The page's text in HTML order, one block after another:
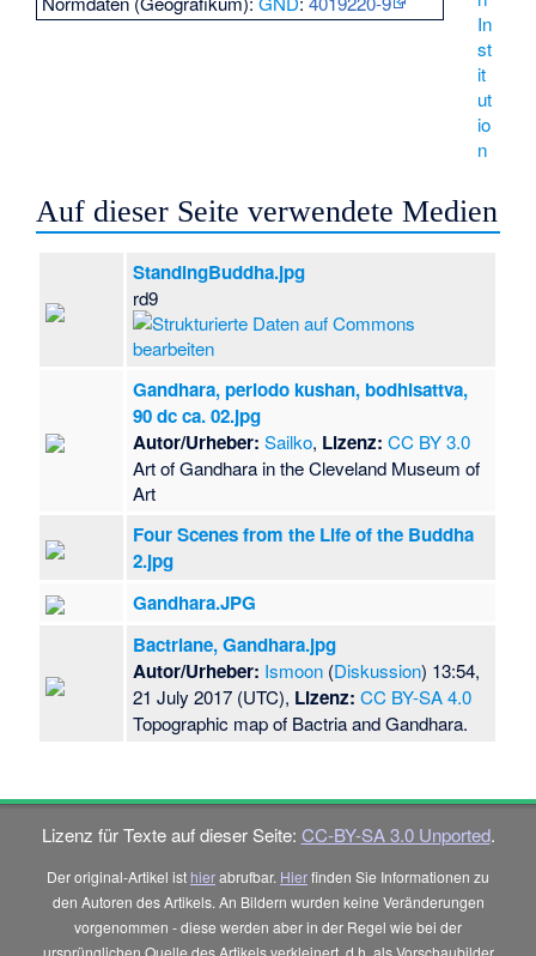
In
st
it
ut
io
n
Auf dieser Seite verwendete Medien
StandingBuddha.jpg
rd9
Gandhara, periodo kushan, bodhisattva,
90 dc ca. 02.jpg
Autor/Urheber: Sailko, Lizenz: CC BY 3.0
Art of Gandhara in the Cleveland Museum of
Art
Four Scenes from the Life of the Buddha
2.jpg
Gandhara.JPG
Bactriane, Gandhara.jpg
Autor/Urheber: Ismoon (Diskussion) 13:54,
21 July 2017 (UTC), Lizenz: CC BY-SA 4.0
Topographic map of Bactria and Gandhara.
Lizenz für Texte auf dieser Seite: CC-BY-SA 3.0 Unported.
Der original-Artikel ist hierabrufbar. Hierfinden Sie Informationen zu
den Autoren des Artikels. An Bildern wurden keine Veränderungen
vorgenommen - diese werden aber in der Regel wie bei der